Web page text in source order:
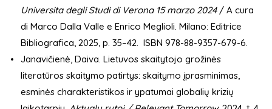
Universita degli Studi di Verona 15 marzo 2024/ A cura
di Marco Dalla Valle e Enrico Meglioli. Milano: Editrice
Bibliografica, 2025, p. 35–42. ISBN 978-88-9357-679-6.
Janavičienė, Daiva. Lietuvos skaitytojo grožinės
literatūros skaitymo patirtys: skaitymo įprasminimas,
esminės charakteristikos ir ypatumai globalių krizių